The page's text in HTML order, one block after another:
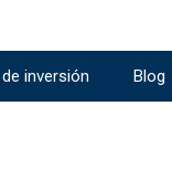
inversión Blog